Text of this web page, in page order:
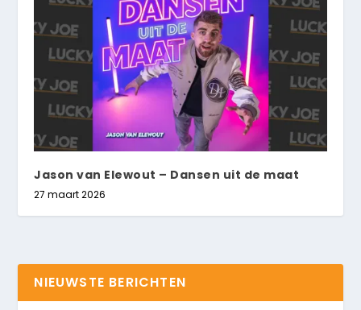
Jason van Elewout – Dansen uit de maat
27 maart 2026
NIEUWSTE BERICHTEN